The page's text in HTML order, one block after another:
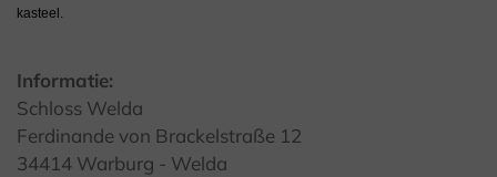
kasteel.
Informatie:
Schloss Welda
Ferdinande von Brackelstraße 12
34414 Warburg - Welda